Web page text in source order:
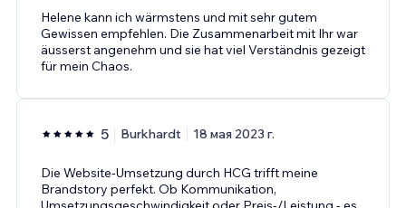
Helene kann ich wärmstens und mit sehr gutem
Gewissen empfehlen. Die Zusammenarbeit mit Ihr war
äusserst angenehm und sie hat viel Verständnis gezeigt
für mein Chaos.
5 Burkhardt 18 мая 2023 г.
Die Website-Umsetzung durch HCG trifft meine
Brandstory perfekt. Ob Kommunikation,